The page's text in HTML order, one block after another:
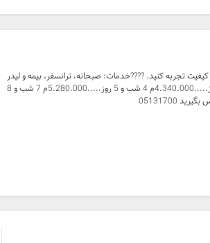
تجربه کنید. ????خدمات: صبحانه، ترانسفر، بیمه و لیدر
????داشتن کارت واکسن الزامی است 3 شب و 4 روز.....4.340.000م 4 شب و 5 روز.....5.280.000م 7 شب و 8